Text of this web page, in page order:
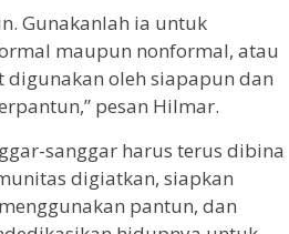
Gunakanlah ia untuk
maupun nonformal, atau
oleh siapapun dan
pesan Hilmar.
sanggar harus terus dibina
digiatkan, siapkan
pantun, dan